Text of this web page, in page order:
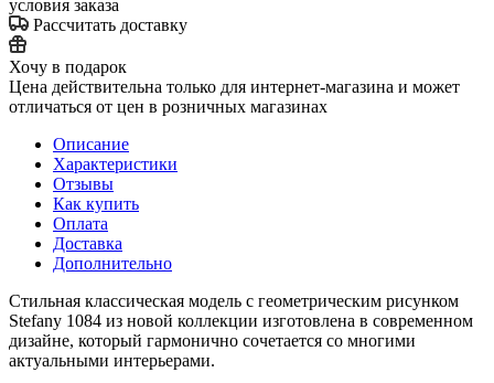
условия заказа
Рассчитать доставку
Хочу в подарок
Цена действительна только для интернет-магазина и может
отличаться от цен в розничных магазинах
Описание
Характеристики
Отзывы
Как купить
Оплата
Доставка
Дополнительно
Стильная классическая модель с геометрическим рисунком
Stefany 1084 из новой коллекции изготовлена в современном
дизайне, который гармонично сочетается со многими
актуальными интерьерами.